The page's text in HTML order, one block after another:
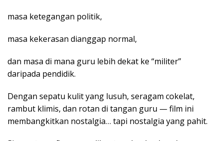
masa ketegangan politik,
masa kekerasan dianggap normal,
dan masa di mana guru lebih dekat ke “militer”
daripada pendidik.
Dengan sepatu kulit yang lusuh, seragam cokelat,
rambut klimis, dan rotan di tangan guru — film ini
membangkitkan nostalgia… tapi nostalgia yang pahit.